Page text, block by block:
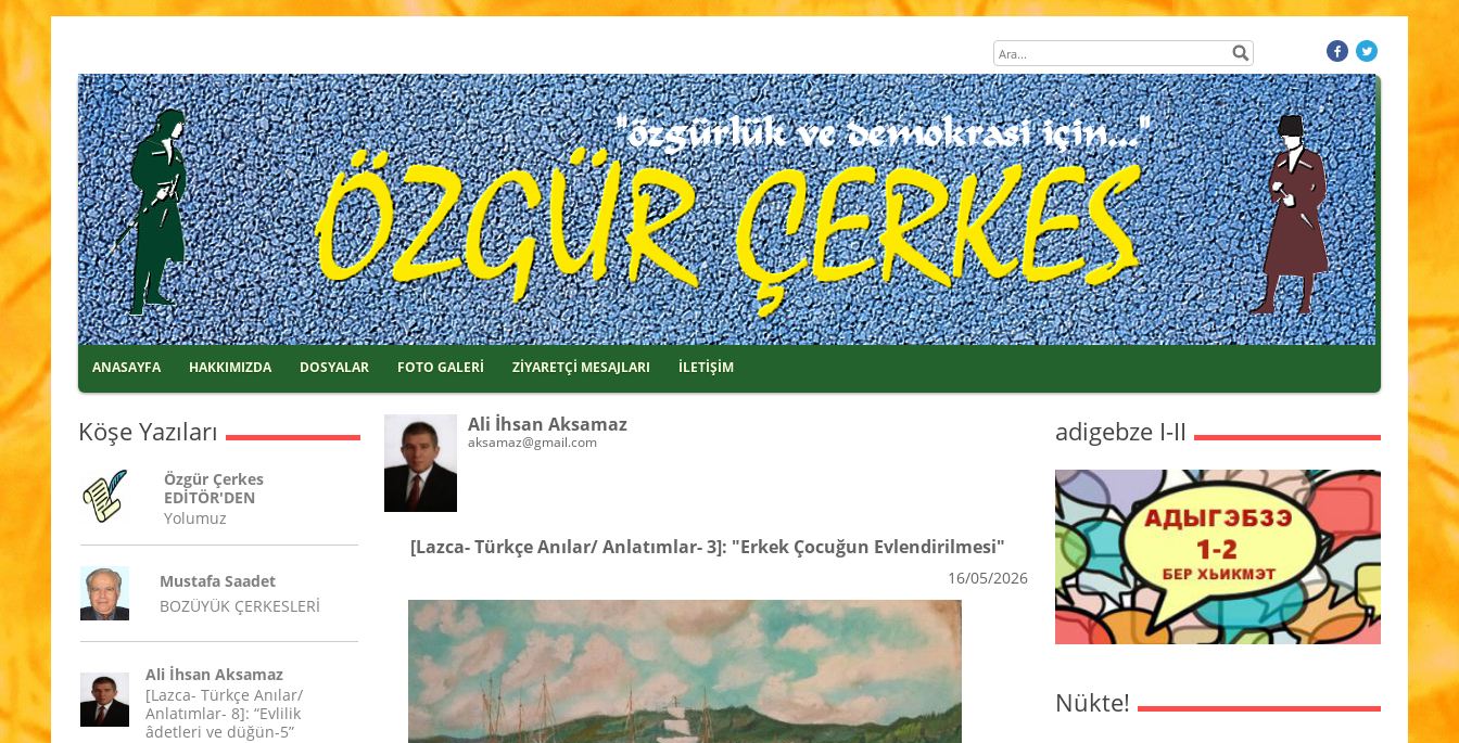
ANASAYFA HAKKIMIZDA DOSYALAR FOTO GALERİ ZİYARETÇİ MESAJLARI İLETİŞİM
Köşe Yazıları
Özgür Çerkes
EDİTÖR'DEN
Yolumuz
Mustafa Saadet
BOZÜYÜK ÇERKESLERİ
Ali İhsan Aksamaz
[Lazca- Türkçe Anılar/
Anlatımlar- 8]: “Evlilik
âdetleri ve düğün-5”
Ali İhsan Aksamaz
aksamaz@gmail.com
[Lazca- Türkçe Anılar/ Anlatımlar- 3]: "Erkek Çocuğun Evlendirilmesi"
16/05/2026
adigebze I-II
Nükte!